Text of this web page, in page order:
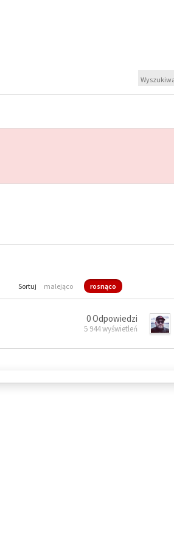
Sortuj malejąco rosnąco
0 Odpowiedzi
5 944 wyświetleń